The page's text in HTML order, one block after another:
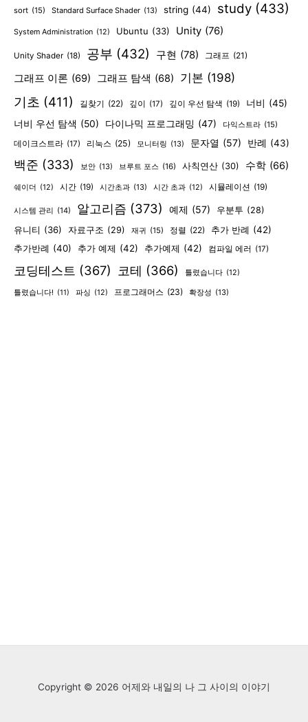
sort (15) Standard Surface Shader (13) string (44) study (433)
System Administration (12) Ubuntu (33) Unity (76)
Unity Shader (18) 공부 (432) 구현 (78) 그래프 (21)
그래프 이론 (69) 그래프 탐색 (68) 기본 (198)
기초 (411) 길찾기 (22) 깊이 (17) 깊이 우선 탐색 (19) 너비 (45)
너비 우선 탐색 (50) 다이나믹 프로그래밍 (47) 다익스트라 (15)
데이크스트라 (17) 리눅스 (25) 모니터링 (13) 문자열 (57) 반례 (43)
백준 (333) 보안 (13) 브루트 포스 (16) 사칙연산 (30) 수학 (66)
쉐이더 (12) 시간 (19) 시간초과 (13) 시간 초과 (12) 시뮬레이션 (19)
시스템 관리 (14) 알고리즘 (373) 예제 (57) 우분투 (28)
유니티 (36) 자료구조 (29) 재귀 (15) 정렬 (22) 추가 반례 (42)
추가반례 (40) 추가 예제 (42) 추가예제 (42) 컴파일 에러 (17)
코딩테스트 (367) 코테 (366) 틀렸습니다 (12)
틀렸습니다! (11) 파싱 (12) 프로그래머스 (23) 확장성 (13)
Copyright © 2026 어제와 내일의 나 그 사이의 이야기